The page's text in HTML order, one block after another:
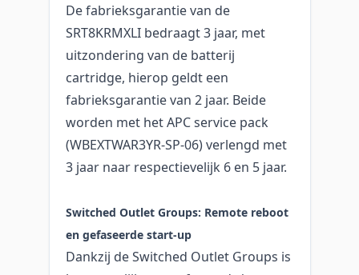
De fabrieksgarantie van de
SRT8KRMXLI bedraagt 3 jaar, met
uitzondering van de batterij
cartridge, hierop geldt een
fabrieksgarantie van 2 jaar. Beide
worden met het APC service pack
(WBEXTWAR3YR-SP-06) verlengd met
3 jaar naar respectievelijk 6 en 5 jaar.
Switched Outlet Groups: Remote reboot
en gefaseerde start-up
Dankzij de Switched Outlet Groups is